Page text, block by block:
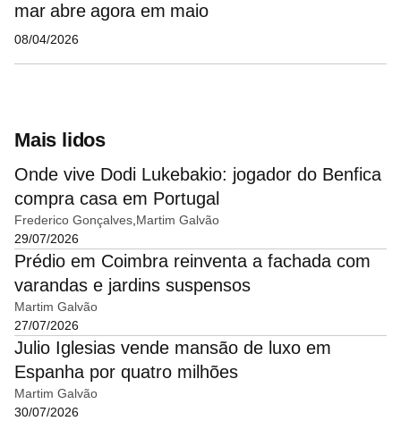
mar abre agora em maio
08/04/2026
Mais lidos
Onde vive Dodi Lukebakio: jogador do Benfica
compra casa em Portugal
Frederico Gonçalves Martim Galvão
29/07/2026
Prédio em Coimbra reinventa a fachada com
varandas e jardins suspensos
Martim Galvão
27/07/2026
Julio Iglesias vende mansão de luxo em
Espanha por quatro milhões
Martim Galvão
30/07/2026